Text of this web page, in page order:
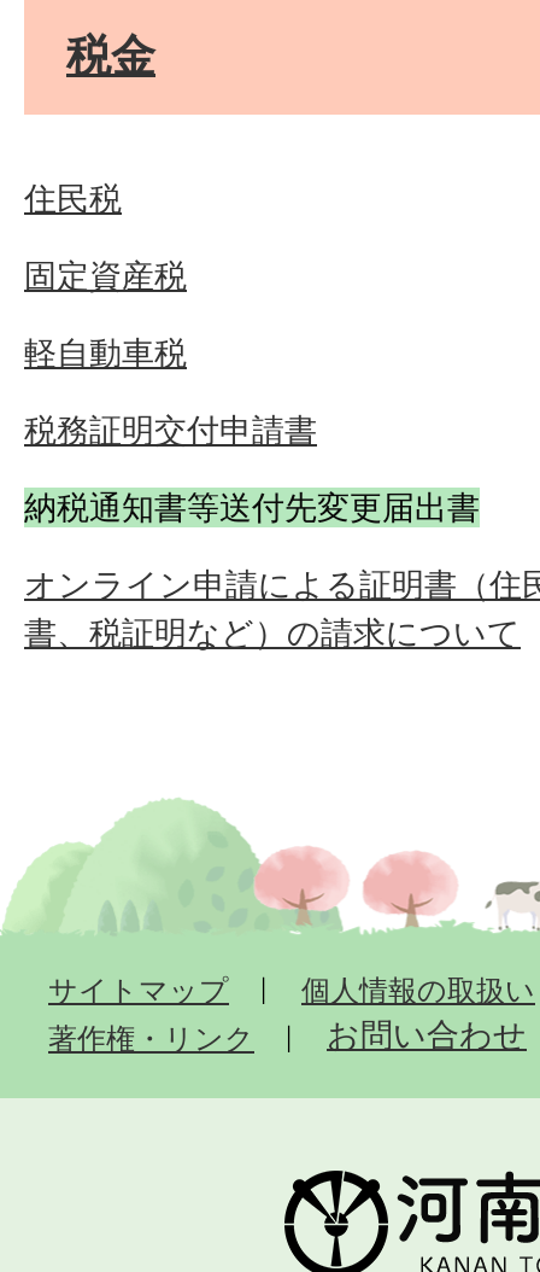
税金
住民税
固定資産税
軽自動車税
税務証明交付申請書
納税通知書等送付先変更届出書
オンライン申請による証明書（住
書、税証明など）の請求について
サイトマップ
個人情報の取扱い
著作権・リンク
お問い合わせ